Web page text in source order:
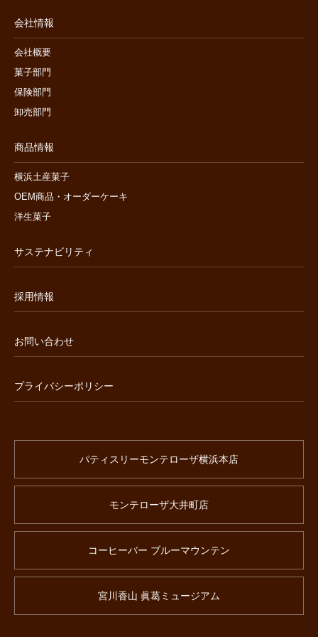
会社情報
会社概要
菓子部門
保険部門
卸売部門
商品情報
横浜土産菓子
OEM商品・オーダーケーキ
洋生菓子
サステナビリティ
採用情報
お問い合わせ
プライバシーポリシー
パティスリーモンテローザ横浜本店
モンテローザ大井町店
コーヒーバー ブルーマウンテン
宮川香山 眞葛ミュージアム